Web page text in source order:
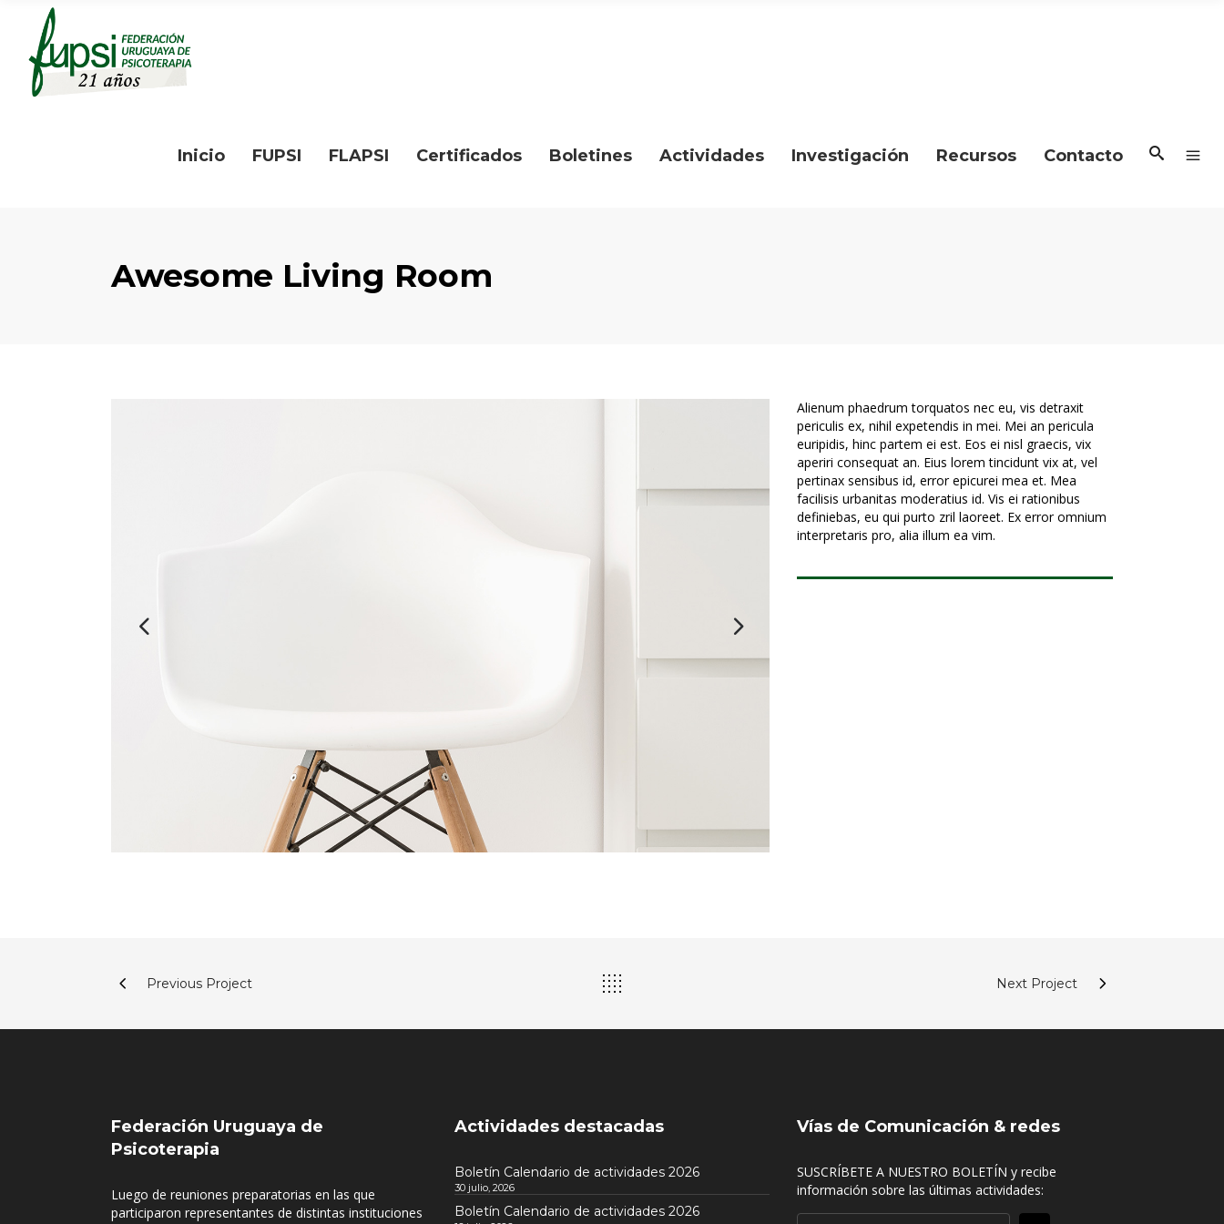
Inicio FUPSI FLAPSI Certificados Boletines Actividades Investigación Recursos Contacto
Awesome Living Room
Alienum phaedrum torquatos nec eu, vis detraxit
periculis ex, nihil expetendis in mei. Mei an pericula
euripidis, hinc partem ei est. Eos ei nisl graecis, vix
aperiri consequat an. Eius lorem tincidunt vix at, vel
pertinax sensibus id, error epicurei mea et. Mea
facilisis urbanitas moderatius id. Vis ei rationibus
definiebas, eu qui purto zril laoreet. Ex error omnium
interpretaris pro, alia illum ea vim.
Previous Project Next Project
Federación Uruguaya de
Psicoterapia
Luego de reuniones preparatorias en las que
participaron representantes de distintas instituciones
Actividades destacadas
Boletín Calendario de actividades 2026
30 julio, 2026
Boletín Calendario de actividades 2026
Vías de Comunicación & redes
SUSCRÍBETE A NUESTRO BOLETÍN y recibe
información sobre las últimas actividades: